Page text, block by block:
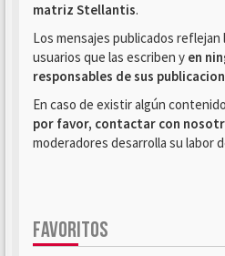
matriz Stellantis.
Los mensajes publicados
usuarios que las escriben y en
responsables de sus
En caso de existir algún
por favor, contactar con
moderadores desarrolla su labor
FAVORITOS